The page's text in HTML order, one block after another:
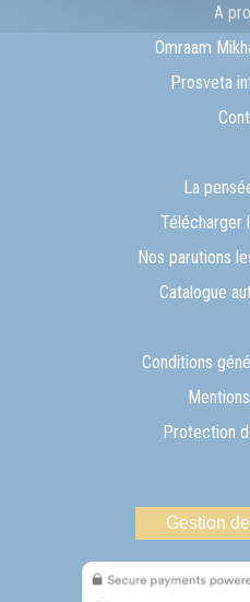
A
Omraam
Prosveta
La
Télécharger
Nos parutions
Catalogue
Conditions
Protection
Gestion